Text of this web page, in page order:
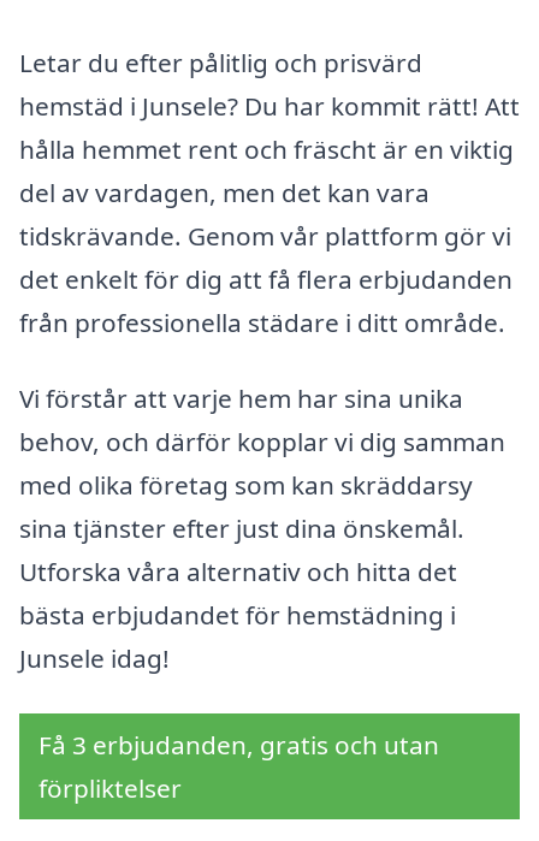
Letar du efter pålitlig och prisvärd
hemstäd i Junsele? Du har kommit rätt! Att
hålla hemmet rent och fräscht är en viktig
del av vardagen, men det kan vara
tidskrävande. Genom vår plattform gör vi
det enkelt för dig att få flera erbjudanden
från professionella städare i ditt område.
Vi förstår att varje hem har sina unika
behov, och därför kopplar vi dig samman
med olika företag som kan skräddarsy
sina tjänster efter just dina önskemål.
Utforska våra alternativ och hitta det
bästa erbjudandet för hemstädning i
Junsele idag!
Få 3 erbjudanden, gratis och utan
förpliktelser